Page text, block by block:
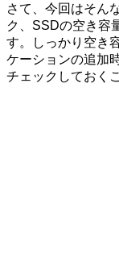
さて、今回はそん
ク、SSDの空き容
す。しっかり空き
ケーションの追加
チェックしておく